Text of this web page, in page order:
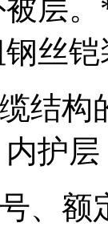
被层
钢丝
构的
护层